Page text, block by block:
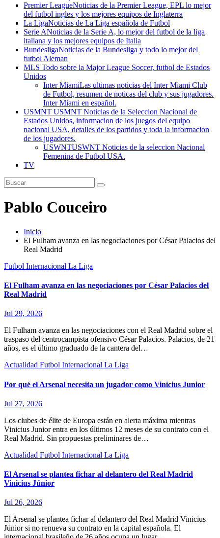
Premier LeagueNoticias de la Premier League, EPL lo mejor
del futbol ingles y los mejores equipos de Inglaterra
La LigaNoticias de La Liga española de Futbol
Serie ANoticias de la Serie A, lo mejor del futbol de la liga
italiana y los mejores equipos de Italia
BundesligaNoticias de la Bundesliga y todo lo mejor del
futbol Aleman
MLS Todo sobre la Major League Soccer, futbol de Estados
Unidos
Inter MiamiLas ultimas noticias del Inter Miami Club
de Futbol, resumen de noticas del club y sus jugadores.
Inter Miami en español.
USMNT USMNT Noticias de la Seleccion Nacional de
Estados Unidos, informacion de los juegos del equipo
nacional USA, detalles de los partidos y toda la informacion
de los jugadores.
USWNTUSWNT Noticias de la seleccion Nacional
Femenina de Futbol USA.
TV
Pablo Couceiro
Inicio
El Fulham avanza en las negociaciones por César Palacios del
Real Madrid
Futbol Internacional La Liga
El Fulham avanza en las negociaciones por César Palacios del
Real Madrid
Jul 29, 2026
El Fulham avanza en las negociaciones con el Real Madrid sobre el
traspaso del centrocampista ofensivo César Palacios. Palacios, de 21
años, es el último graduado de la cantera del…
Actualidad Futbol Internacional La Liga
Por qué el Arsenal necesita un jugador como Vinicius Junior
Jul 27, 2026
Los clubes de élite de Europa están en alerta máxima mientras
Vinicius Junior entra en los últimos 12 meses de su contrato con el
Real Madrid. Sin propuestas preliminares de…
Actualidad Futbol Internacional La Liga
El Arsenal se plantea fichar al delantero del Real Madrid
Vinicius Júnior
Jul 26, 2026
El Arsenal se plantea fichar al delantero del Real Madrid Vinicius
Júnior si no renueva su contrato en la capital española. El